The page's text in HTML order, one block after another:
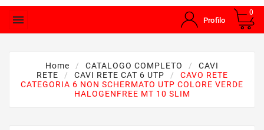
 Profilo
0
Home CATALOGO COMPLETO
CAVI
RETE
CAVI RETE CAT 6 UTP
CAVO RETE
CATEGORIA 6 NON SCHERMATO UTP COLORE VERDE
HALOGENFREE MT 10 SLIM